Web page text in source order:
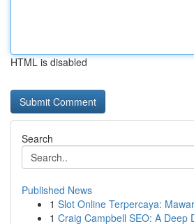
HTML is disabled
Search
Published News
1 Slot Online Terpercaya:
1 Craig Campbell SEO: A Deep